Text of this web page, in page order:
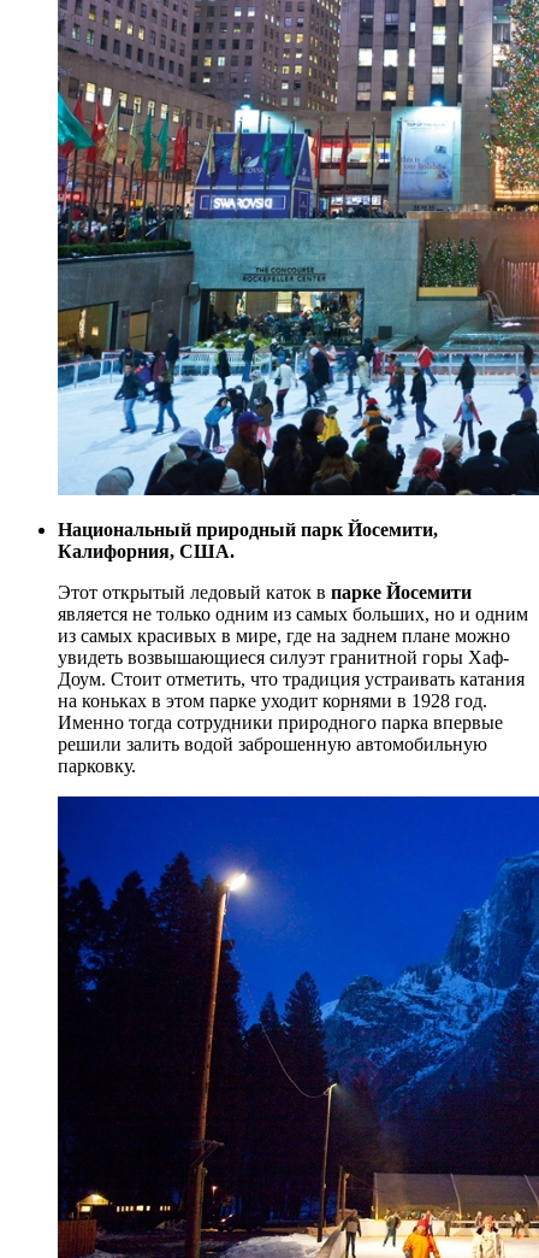
Национальный природный парк Йосемити,
Калифорния, США.
Этот открытый ледовый каток в парке Йосемити
является не только одним из самых больших, но и одним
из самых красивых в мире, где на заднем плане можно
увидеть возвышающиеся силуэт гранитной горы Хаф-
Доум. Стоит отметить, что традиция устраивать катания
на коньках в этом парке уходит корнями в 1928 год.
Именно тогда сотрудники природного парка впервые
решили залить водой заброшенную автомобильную
парковку.